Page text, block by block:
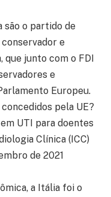
são o partido de
e
que junto com o FDI
e
Europeu.
pela UE?
UTI para doentes
Clínica (ICC)
de 2021
a Itália foi o